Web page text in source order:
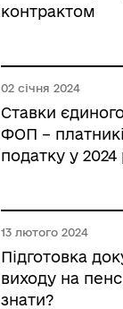
контрактом
02 січня 2024
Ставки
ФОП –
податку у 2024
13 лютого 2024
Підготовка
виходу на
знати?